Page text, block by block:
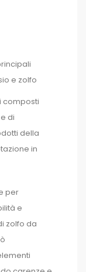
e zolfo
composti
di
della
in
per
e
zolfo da